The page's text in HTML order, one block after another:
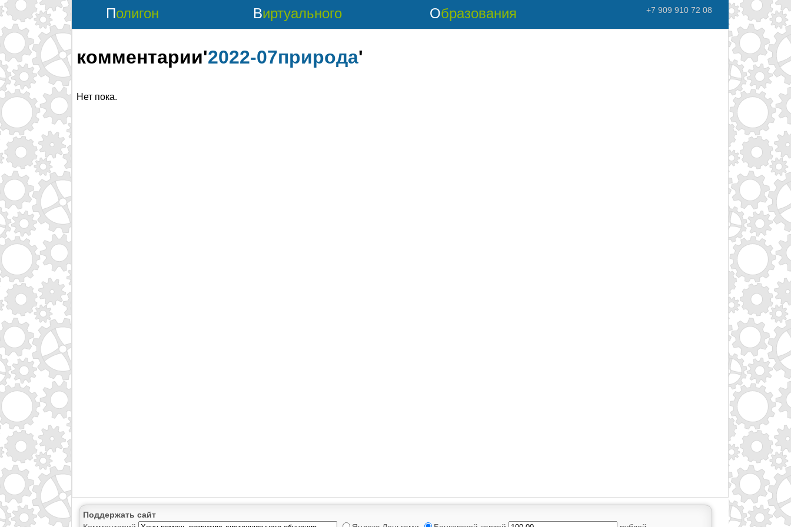
Полигон Виртуального Образования +7 909 910 72 08
комментарии'2022-07природа'
Нет пока.
Поддержать сайт